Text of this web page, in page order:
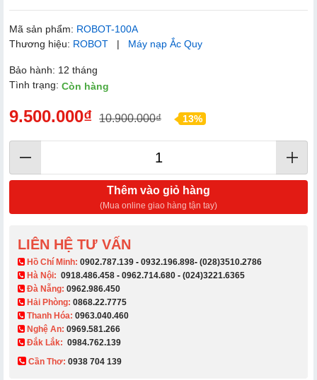
Mã sản phẩm: ROBOT-100A
Thương hiệu: ROBOT | Máy nạp Ắc Quy
Bảo hành: 12 tháng
Tình trạng: Còn hàng
9.500.000₫ 10.900.000₫ 13%
Thêm vào giỏ hàng
(Mua online giao hàng tận tay)
LIÊN HỆ TƯ VẤN
​ Hồ Chí Minh: 0902.787.139 - 0932.196.898- (028)3510.2786
Hà Nội: 0918.486.458 - 0962.714.680 - (024)3221.6365
Đà Nẵng: 0962.986.450
Hải Phòng: 0868.22.7775
Thanh Hóa: 0963.040.460
Nghệ An: 0969.581.266
Đắk Lắk: 0984.762.139
Cần Thơ: 0938 704 139​